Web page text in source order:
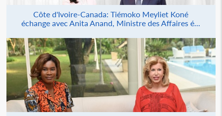
Côte d'Ivoire-Canada: Tiémoko Meyliet Koné
échange avec Anita Anand, Ministre des Affaires é...